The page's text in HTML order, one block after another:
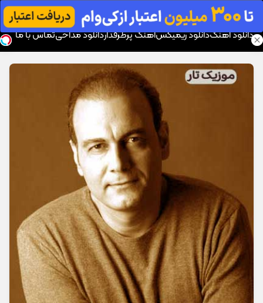
موزیک تار
دانلود آهنگدانلود ریمیکسآهنگ پرطرفداردانلود مداحیتماس با ما